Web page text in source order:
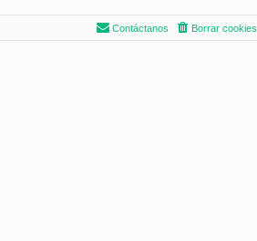
Borrar cookies
Contáctanos